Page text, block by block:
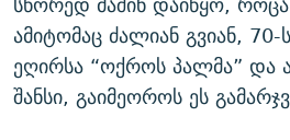
ამიტომაც ძალიან გვიან,
ეღირსა “ოქროს პალმა” და
შანსი, გაიმეოროს ეს